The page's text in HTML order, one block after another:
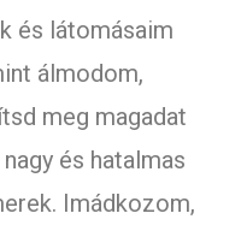
és látomásaim
álmodom,
meg magadat
és hatalmas
Imádkozom,